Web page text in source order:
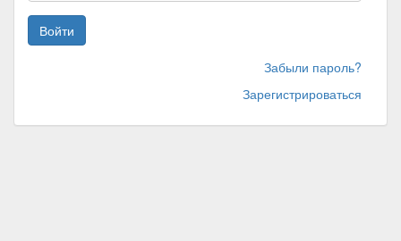
Войти
Забыли пароль?
Зарегистрироваться